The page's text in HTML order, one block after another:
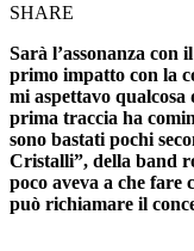
SHARE
Sarà l’assonanza con
primo impatto con la
mi aspettavo
prima traccia ha
sono bastati pochi
Cristalli”, della band
poco aveva a che fare
può richiamare il